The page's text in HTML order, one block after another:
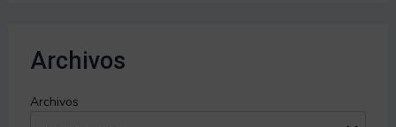
Archivos
Archivos